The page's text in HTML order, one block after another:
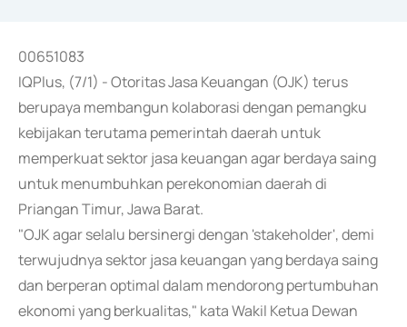
00651083
IQPlus, (7/1) - Otoritas Jasa Keuangan (OJK) terus
berupaya membangun kolaborasi dengan pemangku
kebijakan terutama pemerintah daerah untuk
memperkuat sektor jasa keuangan agar berdaya saing
untuk menumbuhkan perekonomian daerah di
Priangan Timur, Jawa Barat.
"OJK agar selalu bersinergi dengan 'stakeholder', demi
terwujudnya sektor jasa keuangan yang berdaya saing
dan berperan optimal dalam mendorong pertumbuhan
ekonomi yang berkualitas," kata Wakil Ketua Dewan